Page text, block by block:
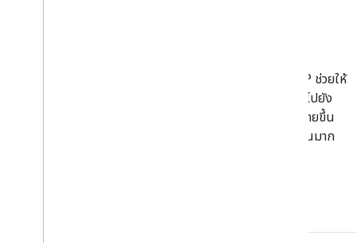
การใช้ประโยชน์จากเทคโนโลยีของ Google ใน AI และ NLP ช่วยให้
ผู้ใช้พูดคุยกับ Google Assistant ได้ เช่น การเปิดหรือข้ามไปยัง
ปลายทางที่ต้องการภายในแอปโดยตรงได้อย่างรวดเร็วและง่ายขึ้น
โดยที่คุณไม่ต้องออกแบบการสนทนาหรือแมปคําตอบจำนวนมาก